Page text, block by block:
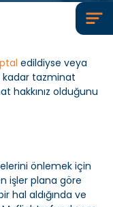
edildiyse veya
kadar tazminat
hakkınız olduğunu
önlemek için
işler plana göre
hal aldığında ve